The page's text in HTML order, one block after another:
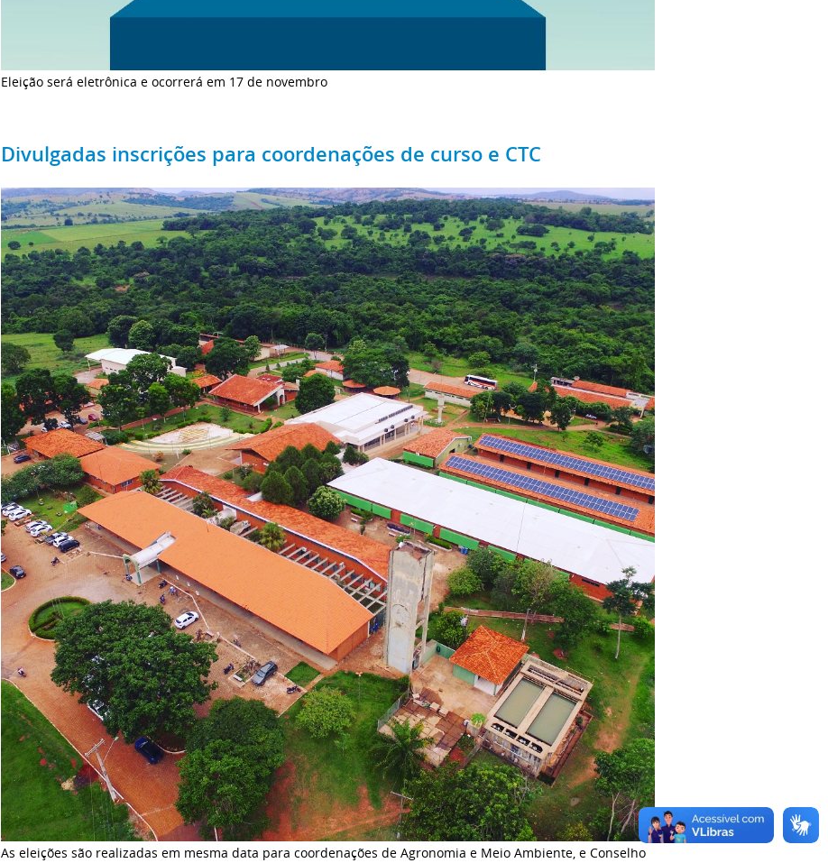
Eleição será eletrônica e ocorrerá em 17 de novembro
Divulgadas inscrições para coordenações de curso e CTC
As eleições são realizadas em mesma data para coordenações de Agronomia e Meio Ambiente, e Conselho